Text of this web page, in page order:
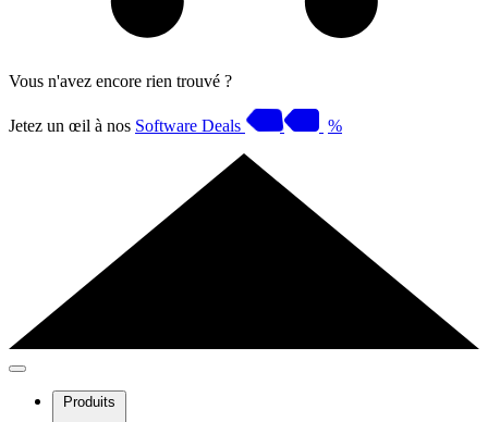
Vous n'avez encore rien trouvé ?
Jetez un œil à nos Software Deals %
Produits